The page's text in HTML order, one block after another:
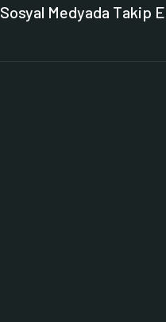
Sosyal Medyada Takip